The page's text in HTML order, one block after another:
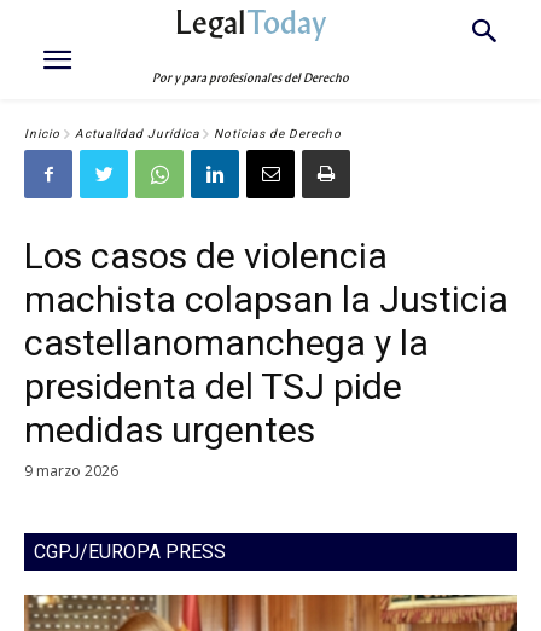
LegalToday
Por y para profesionales del Derecho
Inicio Actualidad Jurídica Noticias de Derecho
Los casos de violencia
machista colapsan la Justicia
castellanomanchega y la
presidenta del TSJ pide
medidas urgentes
9 marzo 2026
CGPJ/EUROPA PRESS